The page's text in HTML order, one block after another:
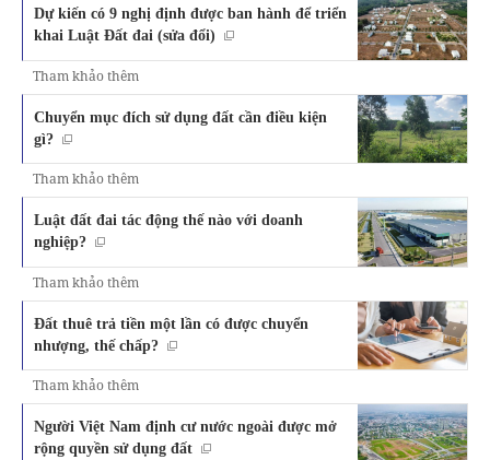
Dự kiến có 9 nghị định được ban hành để triển
khai Luật Đất đai (sửa đổi)
Tham khảo thêm
Chuyển mục đích sử dụng đất cần điều kiện
gì?
Tham khảo thêm
Luật đất đai tác động thế nào với doanh
nghiệp?
Tham khảo thêm
Đất thuê trả tiền một lần có được chuyển
nhượng, thế chấp?
Tham khảo thêm
Người Việt Nam định cư nước ngoài được mở
rộng quyền sử dụng đất